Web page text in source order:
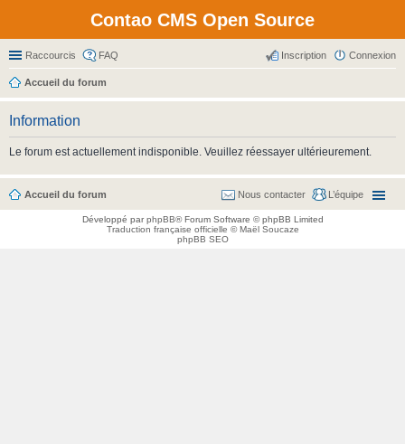
Contao CMS Open Source
Raccourcis FAQ Connexion
Inscription
Accueil du forum
Information
Le forum est actuellement indisponible. Veuillez réessayer ultérieurement.
Accueil du forum L’équipe
Nous contacter
Développé parphpBB® Forum Software © phpBB Limited
Traduction française officielle ©Maël Soucaze
phpBB SEO